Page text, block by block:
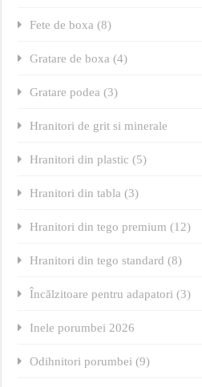
Fete de boxa (8)
Gratare de boxa (4)
Gratare podea (3)
Hranitori de grit si minerale
Hranitori din plastic (5)
Hranitori din tabla (3)
Hranitori din tego premium (12)
Hranitori din tego standard (8)
Încălzitoare pentru adapatori (3)
Inele porumbei 2026
Odihnitori porumbei (9)